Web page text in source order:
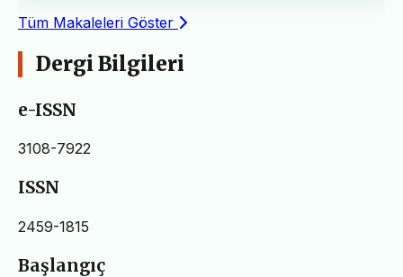
Tüm Makaleleri Göster
Dergi Bilgileri
e-ISSN
3108-7922
ISSN
2459-1815
Başlangıç